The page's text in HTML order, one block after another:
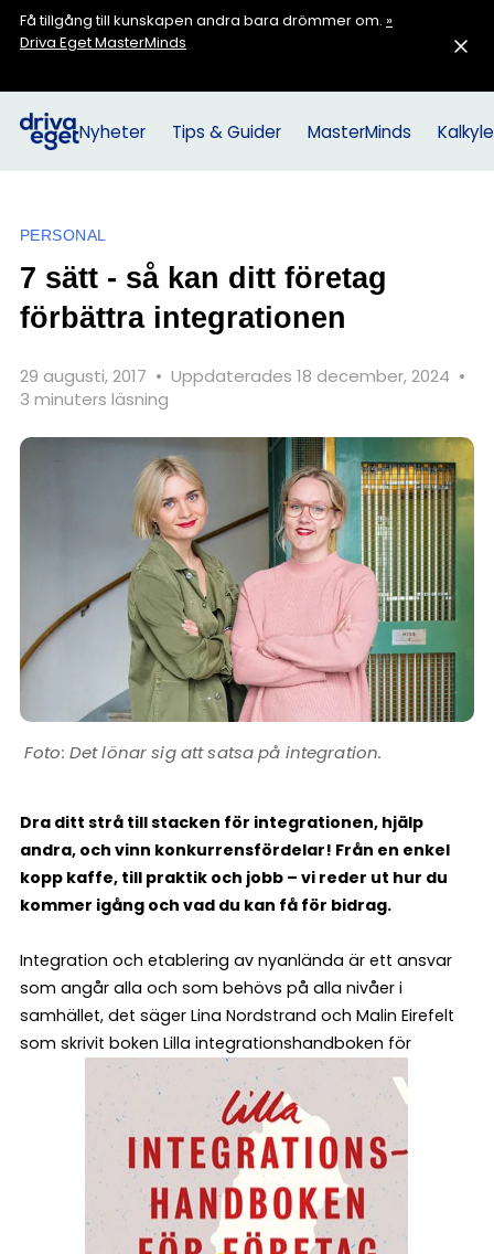
Få tillgång till kunskapen andra bara drömmer om. »
Driva Eget MasterMinds
Nyheter Tips & Guider MasterMinds
PERSONAL
7 sätt - så kan ditt företag
förbättra integrationen
29 augusti, 2017 • Uppdaterades 18 december, 2024 •
3 minuters läsning
Det lönar sig att satsa på integration.
Dra ditt strå till stacken för integrationen, hjälp
andra, och vinn konkurrensfördelar! Från en enkel
kopp kaffe, till praktik och jobb – vi reder ut hur du
kommer igång och vad du kan få för bidrag.
Integration och etablering av nyanlända är ett ansvar
som angår alla och som behövs på alla nivåer i
samhället, det säger Lina Nordstrand och Malin Eirefelt
som skrivit boken Lilla integrationshandboken för